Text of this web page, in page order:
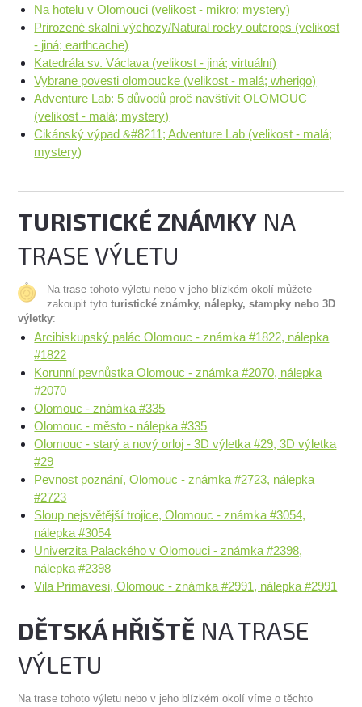
Na hotelu v Olomouci (velikost - mikro; mystery)
Prirozené skalní výchozy/Natural rocky outcrops (velikost
- jiná; earthcache)
Katedrála sv. Václava (velikost - jiná; virtuální)
Vybrane povesti olomoucke (velikost - malá; wherigo)
Adventure Lab: 5 důvodů proč navštívit OLOMOUC
(velikost - malá; mystery)
Cikánský výpad &#8211; Adventure Lab (velikost - malá;
mystery)
TURISTICKÉ ZNÁMKY NA
TRASE VÝLETU
Na trase tohoto výletu nebo v jeho blízkém okolí můžete
zakoupit tytoturistické známky, nálepky, stampky nebo 3D
výletky:
Arcibiskupský palác Olomouc - známka #1822, nálepka
#1822
Korunní pevnůstka Olomouc - známka #2070, nálepka
#2070
Olomouc - známka #335
Olomouc - město - nálepka #335
Olomouc - starý a nový orloj - 3D výletka #29, 3D výletka
#29
Pevnost poznání, Olomouc - známka #2723, nálepka
#2723
Sloup nejsvětější trojice, Olomouc - známka #3054,
nálepka #3054
Univerzita Palackého v Olomouci - známka #2398,
nálepka #2398
Vila Primavesi, Olomouc - známka #2991, nálepka #2991
DĚTSKÁ HŘIŠTĚ NA TRASE
VÝLETU
Na trase tohoto výletu nebo v jeho blízkém okolí víme o těchto